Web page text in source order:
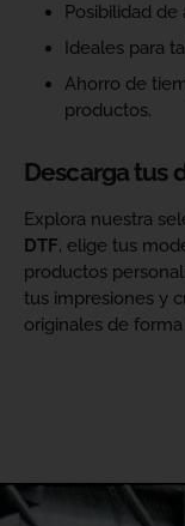
Posibilidad
Ideales para
Ahorro de
productos.
Descarga tus
Explora nuestra
DTF, elige tus
productos
tus impresiones y
originales de forma